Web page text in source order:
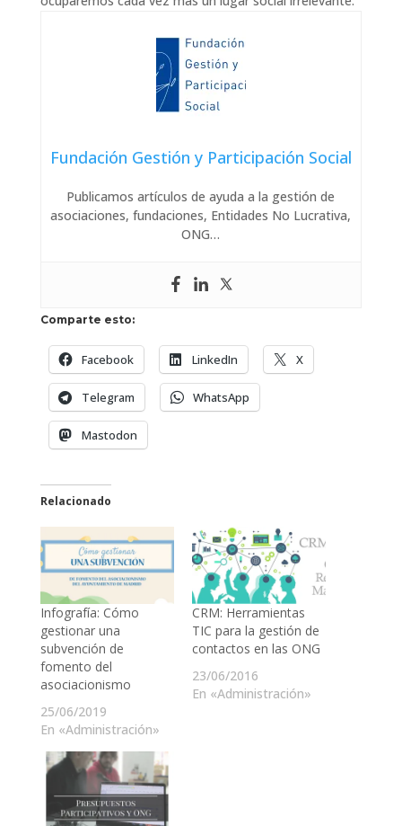
Fundación Gestión y Participación Social
Publicamos artículos de ayuda a la gestión de
asociaciones, fundaciones, Entidades No Lucrativa,
ONG…
Comparte esto:
Facebook LinkedIn X
Telegram WhatsApp
Mastodon
Relacionado
Infografía: Cómo
gestionar una
subvención de
fomento del
asociacionismo
25/06/2019
En «Administración»
CRM: Herramientas
TIC para la gestión de
contactos en las ONG
23/06/2016
En «Administración»